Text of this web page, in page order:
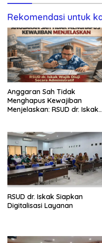
Rekomendasi untuk
Anggaran Sah Tidak
Menghapus Kewajiban
Menjelaskan: RSUD dr. Iskak
RSUD dr. Iskak Siapkan
Digitalisasi Layanan